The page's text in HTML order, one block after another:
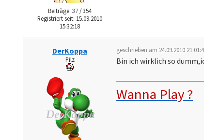
Beiträge: 37 / 354
Registriert seit: 15.09.2010
15:32:18
DerKoppa
Pilz
geschrieben am 24.09.2010
Bin ich wirklich so
Wanna Play ?